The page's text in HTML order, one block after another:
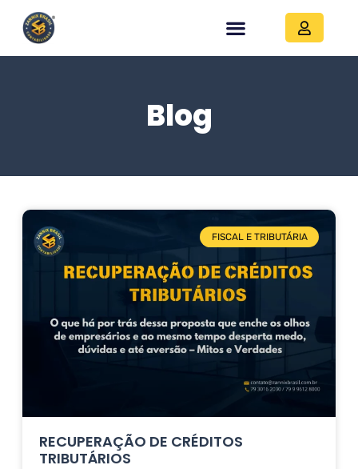
Blog
FISCAL E TRIBUTÁRIA
RECUPERAÇÃO DE CRÉDITOS
TRIBUTÁRIOS